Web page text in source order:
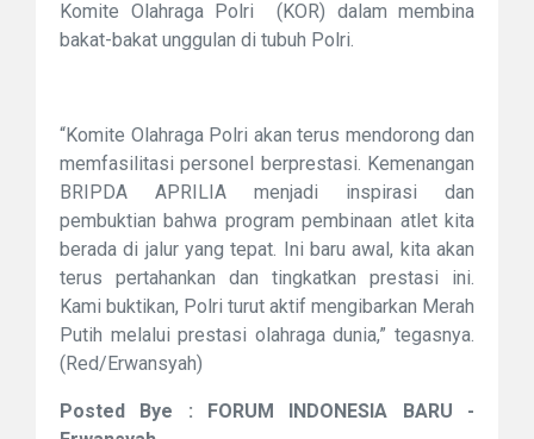
Komite Olahraga Polri (KOR) dalam membina
bakat-bakat unggulan di tubuh Polri.
“Komite Olahraga Polri akan terus mendorong dan
memfasilitasi personel berprestasi. Kemenangan
BRIPDA APRILIA menjadi inspirasi dan
pembuktian bahwa program pembinaan atlet kita
berada di jalur yang tepat. Ini baru awal, kita akan
terus pertahankan dan tingkatkan prestasi ini.
Kami buktikan, Polri turut aktif mengibarkan Merah
Putih melalui prestasi olahraga dunia,” tegasnya.
(Red/Erwansyah)
Posted Bye : FORUM INDONESIA BARU -